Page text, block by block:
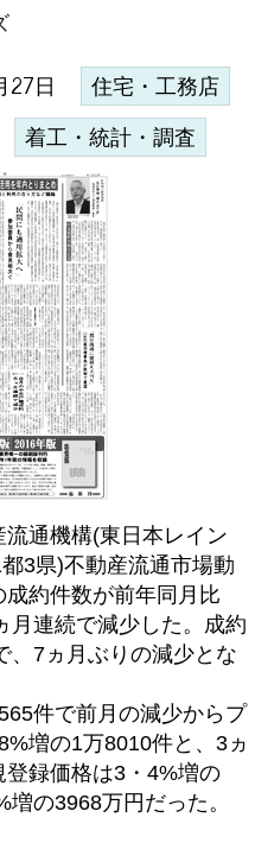
27日 住宅・工務店
着工・統計・調査
通機構(東日本レイン
3県)不動産流通市場動
約件数が前年同月比
月連続で減少した。成約
、7ヵ月ぶりの減少とな
件で前月の減少からプ
増の1万8010件と、3ヵ
録価格は3・4%増の
の3968万円だった。